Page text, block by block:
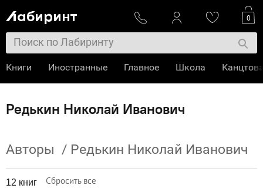
Редькин Николай Иванович
Авторы / Редькин Николай Иванович
12 книг Сбросить все
0
Книги Иностранные Главное Школа